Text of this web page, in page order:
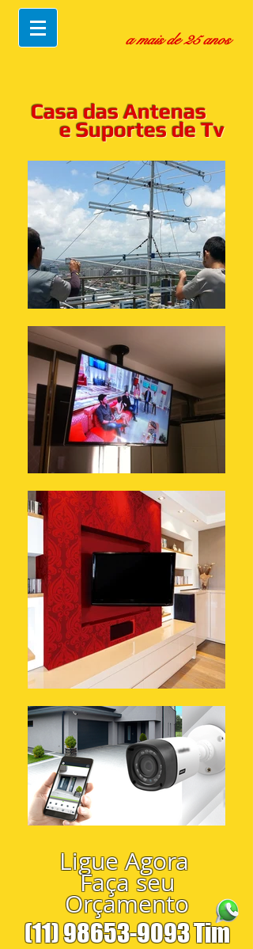
a mais de 25 anos
Casa das Antenas
e Suportes de Tv
Ligue Agora
Faça seu
Orçamento
(11) 98653-9093Tim